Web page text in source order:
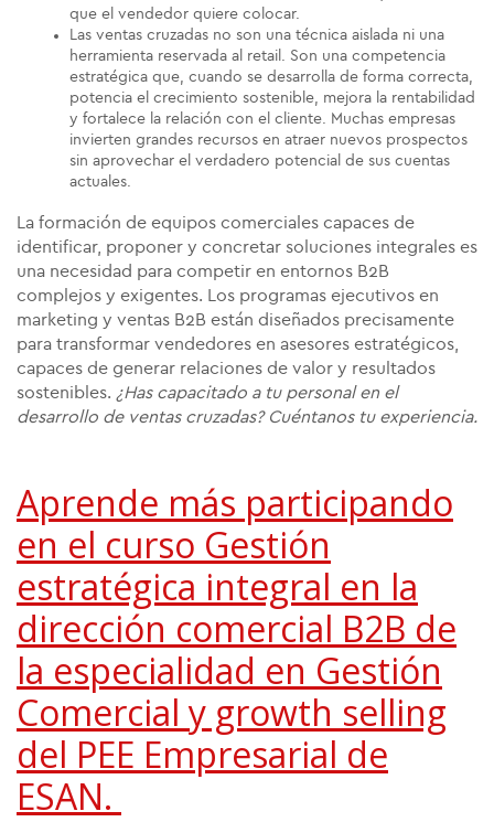
que el vendedor quiere colocar.
Las ventas cruzadas no son una técnica aislada ni una
herramienta reservada al retail. Son una competencia
estratégica que, cuando se desarrolla de forma correcta,
potencia el crecimiento sostenible, mejora la rentabilidad
y fortalece la relación con el cliente. Muchas empresas
invierten grandes recursos en atraer nuevos prospectos
sin aprovechar el verdadero potencial de sus cuentas
actuales.
La formación de equipos comerciales capaces de
identificar, proponer y concretar soluciones integrales es
una necesidad para competir en entornos B2B
complejos y exigentes. Los programas ejecutivos en
marketing y ventas B2B están diseñados precisamente
para transformar vendedores en asesores estratégicos,
capaces de generar relaciones de valor y resultados
sostenibles. ¿Has capacitado a tu personal en el
desarrollo de ventas cruzadas? Cuéntanos tu experiencia.
Aprende más participando
en el curso Gestión
estratégica integral en la
dirección comercial B2B de
la especialidad en Gestión
Comercial y growth selling
del PEE Empresarial de
ESAN.